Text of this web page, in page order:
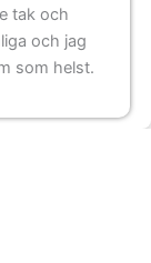
tak och
och jag
som helst.